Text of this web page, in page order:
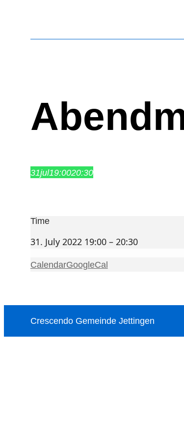
31jul19:0020:30
Time
31. July 2022 19:00 – 20:30
CalendarGoogleCal
Crescendo Gemeinde Jettingen